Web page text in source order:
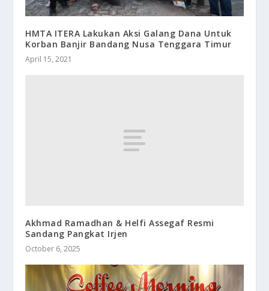
HMTA ITERA Lakukan Aksi Galang Dana Untuk
Korban Banjir Bandang Nusa Tenggara Timur
April 15, 2021
Akhmad Ramadhan & Helfi Assegaf Resmi
Sandang Pangkat Irjen
October 6, 2025